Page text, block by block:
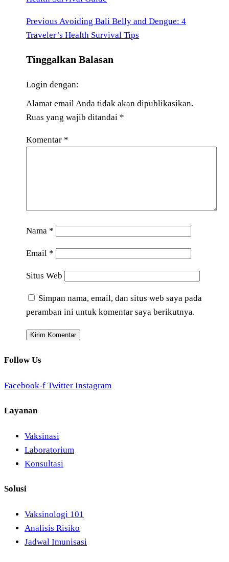
Navigasi
pos
Previous
Post
Previous Avoiding Bali Belly and Dengue: 4
Traveler’s Health Survival Tips
Tinggalkan Balasan
Login dengan:
Alamat email Anda tidak akan dipublikasikan.
Ruas yang wajib ditandai *
Komentar *
Nama *
Email *
Situs Web
Simpan nama, email, dan situs web saya pada
peramban ini untuk komentar saya berikutnya.
Follow Us
Facebook-f Twitter Instagram
Layanan
Vaksinasi
Laboratorium
Konsultasi
Solusi
Vaksinologi 101
Analisis Risiko
Jadwal Imunisasi